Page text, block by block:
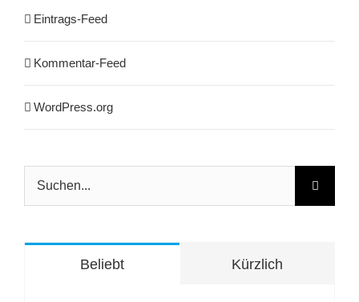
Eintrags-Feed
Kommentar-Feed
WordPress.org
Suche
nach:
Beliebt Kürzlich